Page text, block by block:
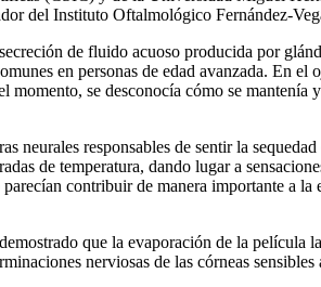
del Instituto Oftalmológico Fernández-
de fluido acuoso producida por
en personas de edad avanzada. En el
se desconocí­a cómo se mantení­a
responsables de sentir la
de temperatura, dando lugar a
contribuir de manera importante a la
que la evaporación de la pelí­cula
nerviosas de las córneas sensibles